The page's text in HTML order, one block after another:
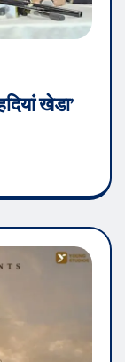
खेडा’